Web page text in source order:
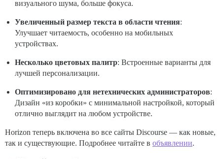
визуального шума, больше фокуса.
Увеличенный размер текста в области чтения:
Улучшает читаемость, особенно на мобильных
устройствах.
Несколько цветовых палитр: Встроенные варианты для
лучшей персонализации.
Оптимизировано для нетехнических администраторов:
Дизайн «из коробки» с минимальной настройкой, который
отлично выглядит на любом устройстве.
Horizon теперь включена во все сайты Discourse — как новые,
так и существующие. Подробнее читайте в объявлении.